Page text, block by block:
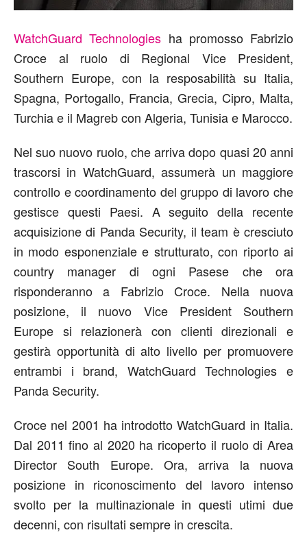
WatchGuard Technologies ha promosso Fabrizio
Croce al ruolo di Regional Vice President,
Southern Europe, con la resposabilità su Italia,
Spagna, Portogallo, Francia, Grecia, Cipro, Malta,
Turchia e il Magreb con Algeria, Tunisia e Marocco.
Nel suo nuovo ruolo, che arriva dopo quasi 20 anni
trascorsi in WatchGuard, assumerà un maggiore
controllo e coordinamento del gruppo di lavoro che
gestisce questi Paesi. A seguito della recente
acquisizione di Panda Security, il team è cresciuto
in modo esponenziale e strutturato, con riporto ai
country manager di ogni Pasese che ora
risponderanno a Fabrizio Croce. Nella nuova
posizione, il nuovo Vice President Southern
Europe si relazionerà con clienti direzionali e
gestirà opportunità di alto livello per promuovere
entrambi i brand, WatchGuard Technologies e
Panda Security.
Croce nel 2001 ha introdotto WatchGuard in Italia.
Dal 2011 fino al 2020 ha ricoperto il ruolo di Area
Director South Europe. Ora, arriva la nuova
posizione in riconoscimento del lavoro intenso
svolto per la multinazionale in questi utimi due
decenni, con risultati sempre in crescita.